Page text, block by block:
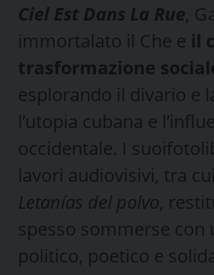
Ciel Est Dans La Rue,
immortalato il Che e il
trasformazione
esplorando il divario e
l’utopia cubana e
occidentale. I
lavori audiovisivi, tra cui
Letanías del polvo,
spesso sommerse con
politico, poetico e